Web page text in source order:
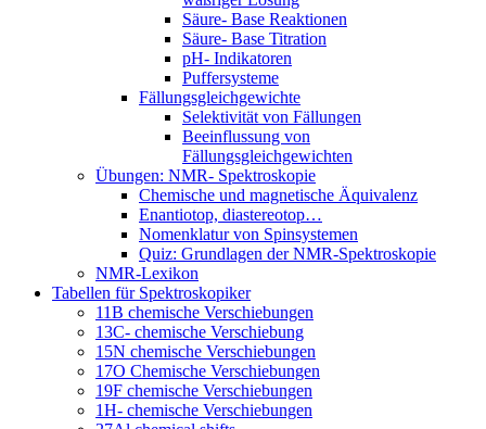
Säure- Base Reaktionen
Säure- Base Titration
pH- Indikatoren
Puffersysteme
Fällungsgleichgewichte
Selektivität von Fällungen
Beeinflussung von
Fällungsgleichgewichten
Übungen: NMR- Spektroskopie
Chemische und magnetische Äquivalenz
Enantiotop, diastereotop…
Nomenklatur von Spinsystemen
Quiz: Grundlagen der NMR-Spektroskopie
NMR-Lexikon
Tabellen für Spektroskopiker
11B chemische Verschiebungen
13C- chemische Verschiebung
15N chemische Verschiebungen
17O Chemische Verschiebungen
19F chemische Verschiebungen
1H- chemische Verschiebungen